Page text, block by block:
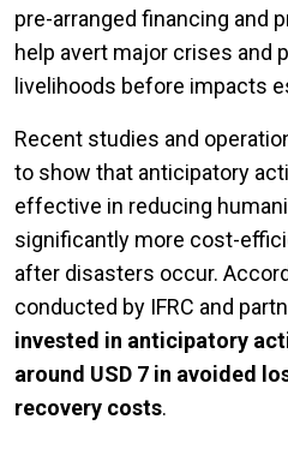
pre-arranged financing and
help avert major crises and
livelihoods before impacts
Recent studies and
to show that anticipatory
effective in reducing
significantly more cost-
after disasters occur.
conducted by IFRC and
invested in anticipatory
around USD 7 in avoided
recovery costs.